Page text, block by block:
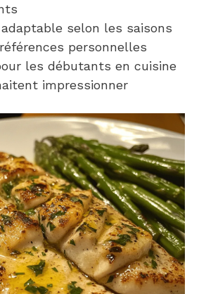
selon les saisons
personnelles
les débutants en cuisine
impressionner